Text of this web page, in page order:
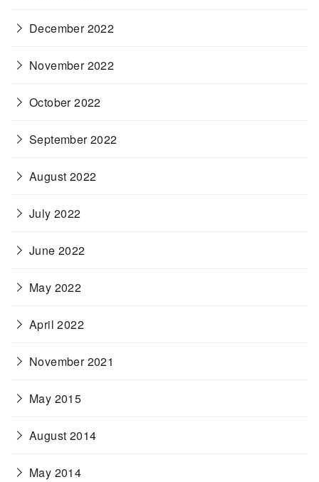
December 2022
November 2022
October 2022
September 2022
August 2022
July 2022
June 2022
May 2022
April 2022
November 2021
May 2015
August 2014
May 2014